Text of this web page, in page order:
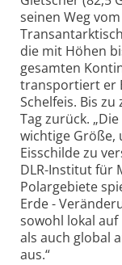
seinen Weg
die mit Höhen
gesamten
transportiert er
Schelfeis. Bis
Tag zurück.
wichtige Größe,
Eisschilde zu
DLR-Institut für
Polargebiete
Erde -
sowohl lokal auf
als auch global
aus.“